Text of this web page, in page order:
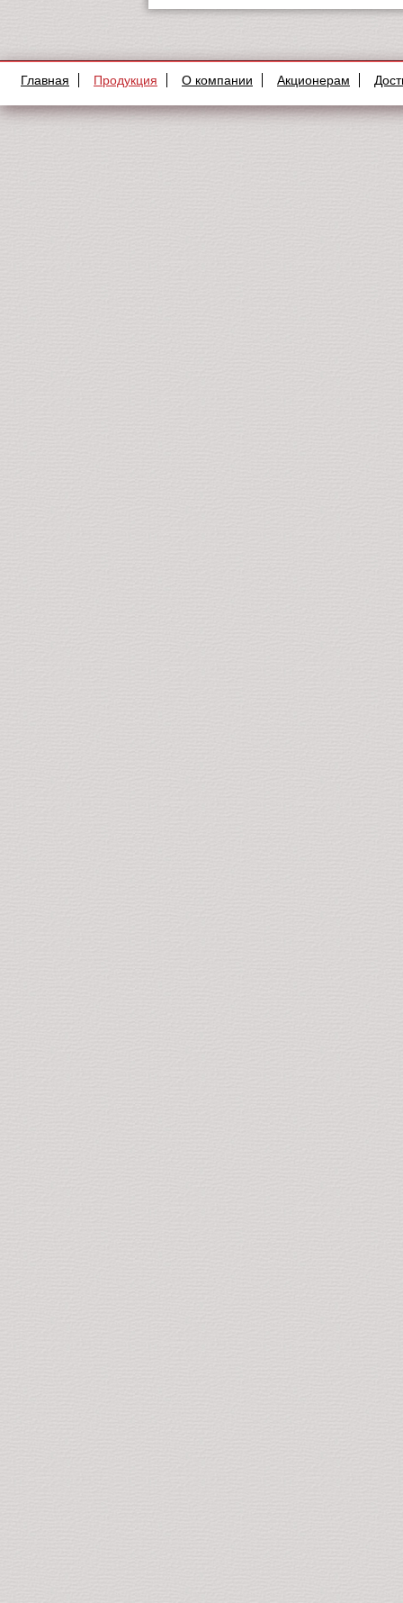
Главная Продукция О компании Акционерам